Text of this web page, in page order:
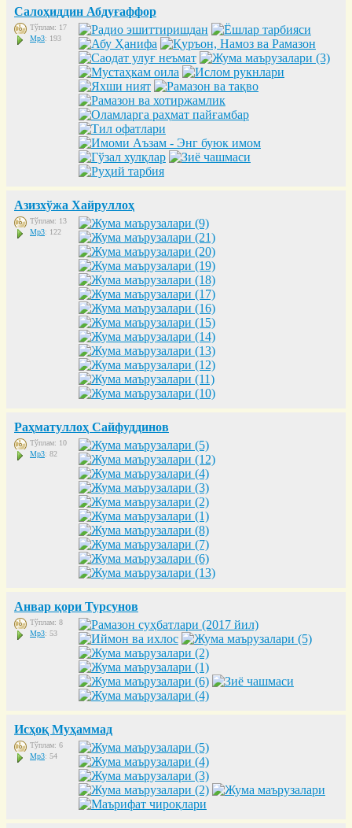
Салоҳиддин Абдуғаффор
Тўплам: 17
Mp3: 193
Азизхўжа Хайруллоҳ
Тўплам: 13
Mp3: 122
Раҳматуллоҳ Сайфуддинов
Тўплам: 10
Mp3: 82
Анвар қори Турсунов
Тўплам: 8
Mp3: 53
Исҳоқ Муҳаммад
Тўплам: 6
Mp3: 54